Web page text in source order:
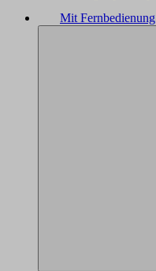
Mit Fernbedienung